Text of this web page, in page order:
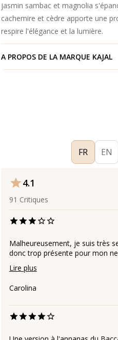
jasmin sambac et magnolia
cachemire et cèdre apporte une
respire l'élégance et la lumière.
A PROPOS DE LA MARQUE KAJAL
FR EN
4.1
91 Critiques
Malheureusement, je suis très
donc trop présente pour mon
Lire plus
Carolina